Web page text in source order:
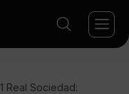
Real Sociedad: